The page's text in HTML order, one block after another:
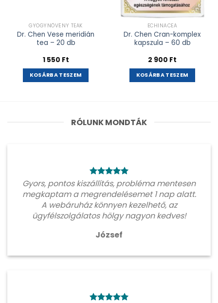
GYÓGYNÖVÉNY TEÁK
Dr. Chen Vese meridián
tea – 20 db
1 550 Ft
KOSÁRBA TESZEM
ECHINACEA
Dr. Chen Cran-komplex
kapszula – 60 db
2 900 Ft
KOSÁRBA TESZEM
RÓLUNK MONDTÁK
Gyors, pontos kiszállítás, probléma mentesen
megkaptam a megrendelésemet 1 nap alatt.
A webáruház könnyen kezelhető, az
ügyfélszolgálatos hölgy nagyon kedves!
József